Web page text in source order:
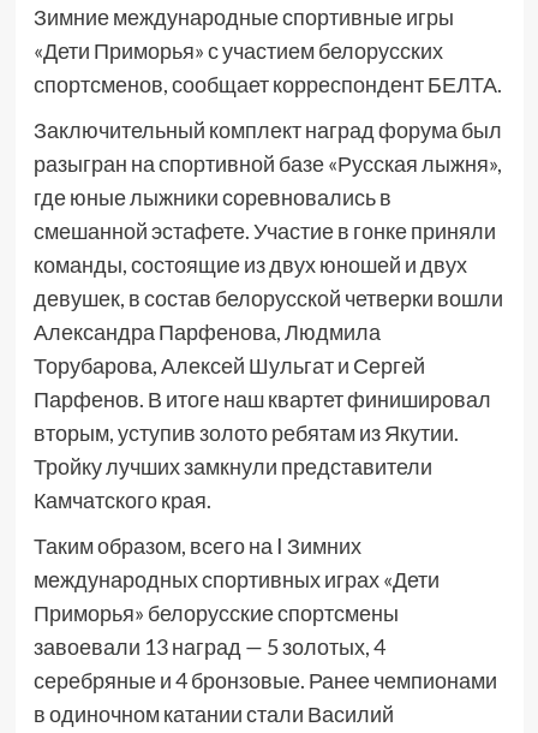
Зимние международные спортивные игры
«Дети Приморья» с участием белорусских
спортсменов, сообщает корреспондент БЕЛТА.
Заключительный комплект наград форума был
разыгран на спортивной базе «Русская лыжня»,
где юные лыжники соревновались в
смешанной эстафете. Участие в гонке приняли
команды, состоящие из двух юношей и двух
девушек, в состав белорусской четверки вошли
Александра Парфенова, Людмила
Торубарова, Алексей Шульгат и Сергей
Парфенов. В итоге наш квартет финишировал
вторым, уступив золото ребятам из Якутии.
Тройку лучших замкнули представители
Камчатского края.
Таким образом, всего на I Зимних
международных спортивных играх «Дети
Приморья» белорусские спортсмены
завоевали 13 наград — 5 золотых, 4
серебряные и 4 бронзовые. Ранее чемпионами
в одиночном катании стали Василий